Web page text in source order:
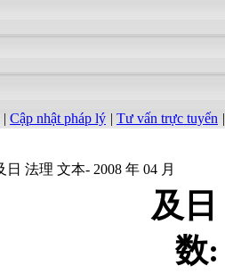
| Cập nhật pháp lý | Tư vấn trực tuyến |
日 法理 文本- 2008 年 04 月
及
数: